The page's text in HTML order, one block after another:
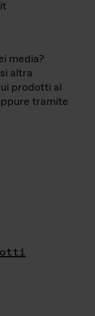
media?
altra
prodotti al
tramite